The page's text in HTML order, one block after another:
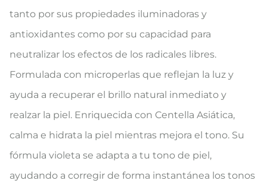
tanto por sus propiedades iluminadoras y
antioxidantes como por su capacidad para
neutralizar los efectos de los radicales libres.
Formulada con microperlas que reflejan la luz y
ayuda a recuperar el brillo natural inmediato y
realzar la piel. Enriquecida con Centella Asiática,
calma e hidrata la piel mientras mejora el tono. Su
fórmula violeta se adapta a tu tono de piel,
ayudando a corregir de forma instantánea los tonos